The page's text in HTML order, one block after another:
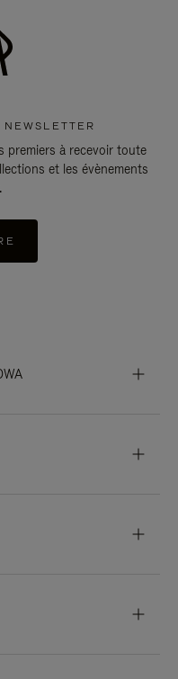
premiers à recevoir toute
et les évènements